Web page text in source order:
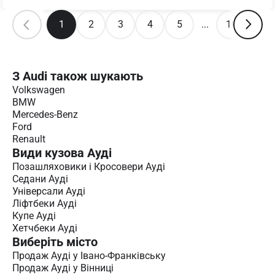
1 2 3 4 5 ... 10
З Audi також шукають
Volkswagen
BMW
Mercedes-Benz
Ford
Renault
Види кузова Ауді
Позашляховики і Кросовери Ауді
Седани Ауді
Універсали Ауді
Ліфтбеки Ауді
Купе Ауді
Хетчбеки Ауді
Виберіть місто
Продаж Ауді у Івано-Франківську
Продаж Ауді у Вінниці